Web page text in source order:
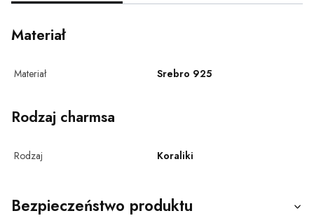
Materiał
Materiał Srebro 925
Rodzaj charmsa
Rodzaj Koraliki
Bezpieczeństwo produktu